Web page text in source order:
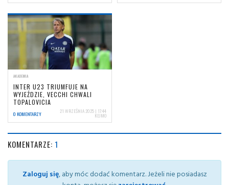
AKADEMIA
INTER U23 TRIUMFUJE NA
WYJEŹDZIE, VECCHI CHWALI
TOPALOVICIA
0 KOMENTARZY 21 WRZEŚNIA 2025 | 17:44
KEJMO
KOMENTARZE: 1
Zaloguj się, aby móc dodać komentarz. Jeżeli nie posiadasz